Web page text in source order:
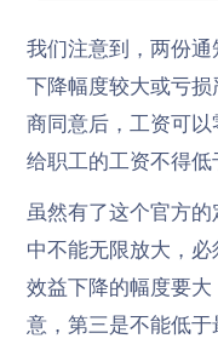
我们注意到，两份
下降幅度较大或亏
商同意后，工资可
给职工的工资不得低
虽然有了这个官方
中不能无限放大，
效益下降的幅度要
意，第三是不能低于